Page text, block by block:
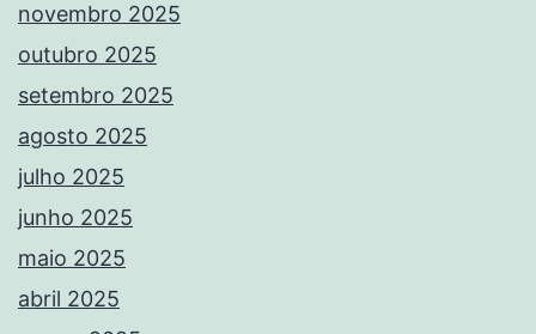
novembro 2025
outubro 2025
setembro 2025
agosto 2025
julho 2025
junho 2025
maio 2025
abril 2025